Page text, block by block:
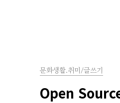
문화생활.취미/글쓰기
Open